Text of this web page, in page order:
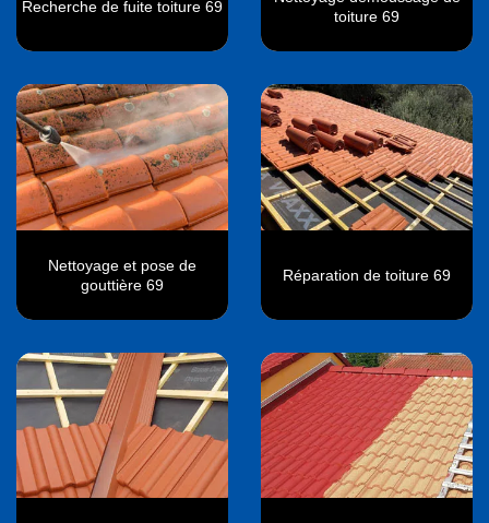
Recherche de fuite toiture 69
toiture 69
Nettoyage et pose de
gouttière 69
Réparation de toiture 69